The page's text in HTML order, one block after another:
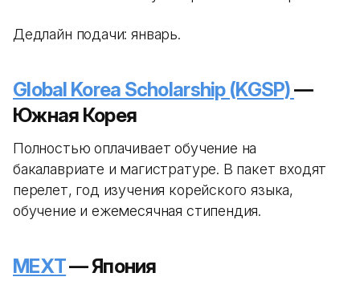
Дедлайн подачи: январь.
Global Korea Scholarship (KGSP)—
Южная Корея
Полностью оплачивает обучение на
бакалавриате и магистратуре. В пакет входят
перелет, год изучения корейского языка,
обучение и ежемесячная стипендия.
MEXT— Япония